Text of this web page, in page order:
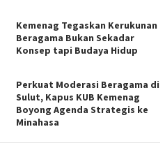
Kemenag Tegaskan Kerukunan
Beragama Bukan Sekadar
Konsep tapi Budaya Hidup
Perkuat Moderasi Beragama di
Sulut, Kapus KUB Kemenag
Boyong Agenda Strategis ke
Minahasa